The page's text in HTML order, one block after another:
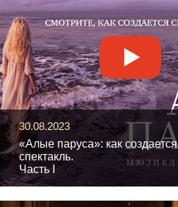
30.08.2023
«Алые паруса»: как создается
спектакль.
Часть I